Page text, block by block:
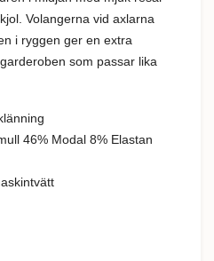
Volangerna vid axlarna
i ryggen ger en extra
som passar lika
46% Modal 8% Elastan
askintvätt